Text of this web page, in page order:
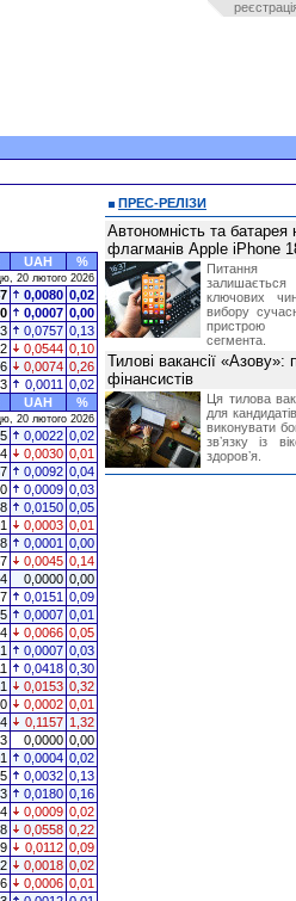
UAH %
20 лютого 2026
0,0080 0,02
0,0007 0,00
0,0757 0,13
0,0544 0,10
0,0074 0,26
0,0011 0,02
UAH %
20 лютого 2026
0,0022 0,02
0,0030 0,01
0,0092 0,04
0,0009 0,03
0,0150 0,05
0,0003 0,01
0,0001 0,00
0,0045 0,14
0,0000 0,00
0,0151 0,09
0,0007 0,01
0,0066 0,05
0,0007 0,03
0,0418 0,30
0,0153 0,32
0,0002 0,01
0,1157 1,32
0,0000 0,00
0,0004 0,02
0,0032 0,13
0,0180 0,16
0,0009 0,02
0,0558 0,22
0,0112 0,09
0,0018 0,02
0,0006 0,01
ПРЕС-РЕЛІЗИ
Автономність та батарея
флагманів Apple iPhone
Питання
ключових
вибору
пристрою
сегмента.
Тилові вакансії
фінансистів
Ця тилова
для
виконувати
звʼязку із
здоровʼя.